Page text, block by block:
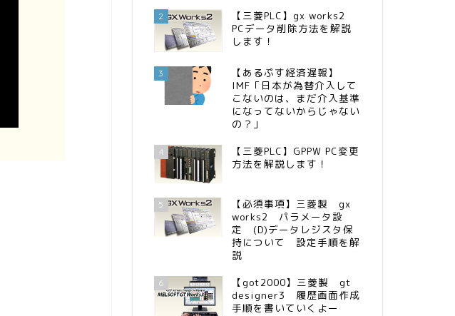
2
【三菱PLC】gx works2
PCデータ削除方法を解説
します！
3
【あるぷす経済遅報】
IMF「日本が為替介入して
こないのは、まだ介入基準
になってないからじゃない
の？」
4
【三菱PLC】GPPW PC変更
方法を解説します！
5
【必須事項】三菱製 gx
works2 パラメータ設
定 (D)データレジスタ保
持について 設定手順を解
説
6
【got2000】三菱製 gt
designer3 履歴画面作成
手順を書いていくよー